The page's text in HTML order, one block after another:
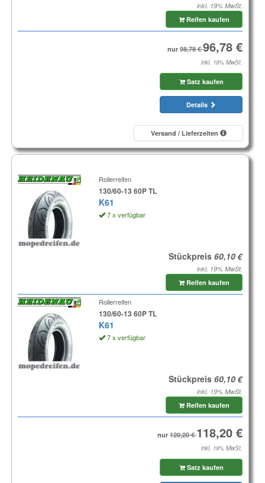
inkl. 19% MwSt.
Reifen kaufen
nur
inkl. 19% MwSt.
Satz kaufen
Details
Versand / Lieferzeiten
Rollerreifen
130/60-13 60P TL
K61
7 x verfügbar
Stückpreis
inkl. 19% MwSt.
Reifen kaufen
Rollerreifen
130/60-13 60P TL
K61
7 x verfügbar
Stückpreis
inkl. 19% MwSt.
Reifen kaufen
nur
inkl. 19% MwSt.
Satz kaufen